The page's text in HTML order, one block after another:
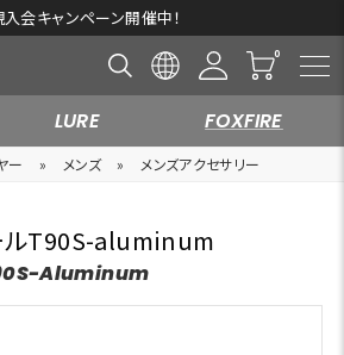
会キャンペーン開催中！
LURE FOXFIRE
ー » メンズ » メンズアクセサリー
ルT90S-aluminum
Aluminum